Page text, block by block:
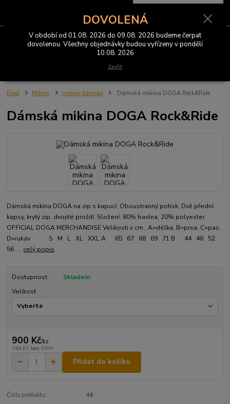
Menu
0 Kč
Úvod Mikiny mikiny dámské Dámská mikina DOGA Rock&Ride
Dámská mikina DOGA Rock&Ride
Dámská mikina DOGA na zip s kapucí. Oboustranný potisk. Dvě přední
kapsy, krytý zip, dvojité prošití. Složení: 80% bavlna, 20% polyester
OFFICIAL DOGA MERCHANDISE Velikosti v cm : A=délka, B=prsa, C=pas,
D=rukáv S M L XL XXL A 65 67 68 69 71 B 44 48 52
56 ... celý popis
Dostupnost
Skladem
Velikost
900 Kč/ks
744 Kč bez DPH
Přidat do košíku
Číslo produktu: 46
DOVOLENÁ
V období od 01.08. 2026 do 09.08. 2026 budeme čerpat
dovolenou. Všechny objednávky budou vyřízeny v pondělí
10.08. 2026
Zavřít